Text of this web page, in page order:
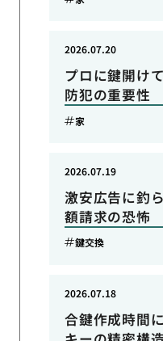
プロに鍵開け
防犯の重要性
2026.07.20
家
激安広告に釣
額請求の恐怖
2026.07.19
鍵交換
合鍵作成時間
2026.07.18